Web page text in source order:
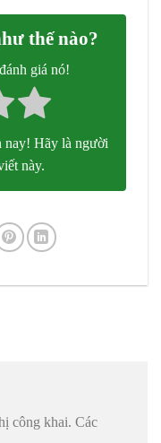
thế nào?
giá nó!
nay! Hãy là người
này.
công khai. Các